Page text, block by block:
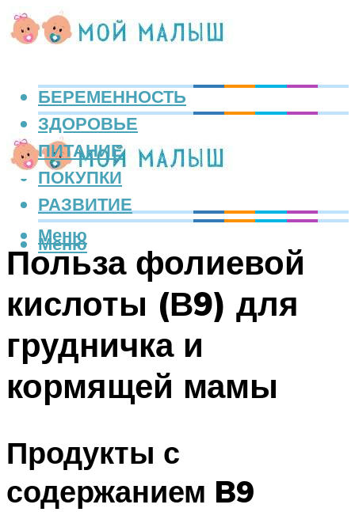
БЕРЕМЕННОСТЬ
ЗДОРОВЬЕ
ПИТАНИЕ
ПОКУПКИ
РАЗВИТИЕ
Меню
Меню
Польза фолиевой
кислоты (В9) для
грудничка и
кормящей мамы
Продукты с
содержанием B9